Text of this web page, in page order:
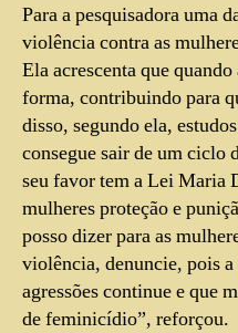
Para a pesquisadora uma
violência contra as
Ela acrescenta que
forma, contribuindo para
disso, segundo ela,
consegue sair de um ciclo
seu favor tem a Lei Maria
mulheres proteção e
posso dizer para as
violência, denuncie, pois
agressões continue e que
de feminicídio”, reforçou.